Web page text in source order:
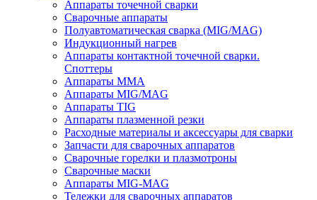
Аппараты точечной сварки
Сварочные аппараты
Полуавтоматическая сварка (MIG/MAG)
Индукционный нагрев
Аппараты контактной точечной сварки.
Споттеры
Аппараты MMA
Аппараты MIG/MAG
Аппараты TIG
Аппараты плазменной резки
Расходные материалы и аксессуары для сварки
Запчасти для сварочных аппаратов
Сварочные горелки и плазмотроны
Сварочные маски
Аппараты MIG-MAG
Тележки для сварочных аппаратов